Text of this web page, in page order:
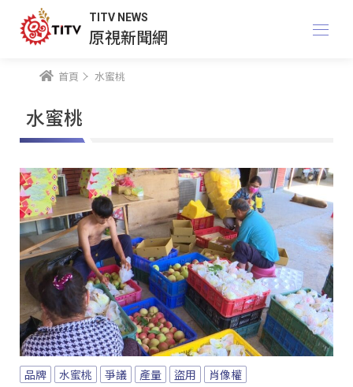
TITV NEWS
原視新聞網
首頁 水蜜桃
水蜜桃
品牌 水蜜桃 爭議 產量 盜用 肖像權